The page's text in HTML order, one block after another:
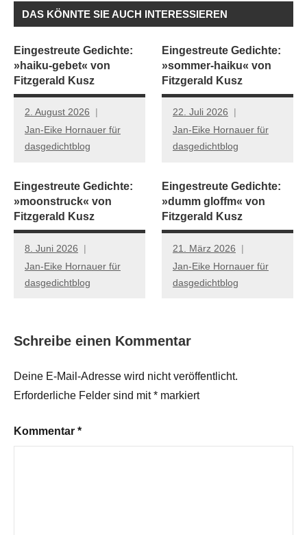
DAS KÖNNTE SIE AUCH INTERESSIEREN
Eingestreute Gedichte:
»haiku-gebet« von
Fitzgerald Kusz
2. August 2026
Jan-Eike Hornauer für
dasgedichtblog
Eingestreute Gedichte:
»sommer-haiku« von
Fitzgerald Kusz
22. Juli 2026
Jan-Eike Hornauer für
dasgedichtblog
Eingestreute Gedichte:
»moonstruck« von
Fitzgerald Kusz
8. Juni 2026
Jan-Eike Hornauer für
dasgedichtblog
Eingestreute Gedichte:
»dumm gloffm« von
Fitzgerald Kusz
21. März 2026
Jan-Eike Hornauer für
dasgedichtblog
Schreibe einen Kommentar
Deine E-Mail-Adresse wird nicht veröffentlicht.
Erforderliche Felder sind mit* markiert
Kommentar *